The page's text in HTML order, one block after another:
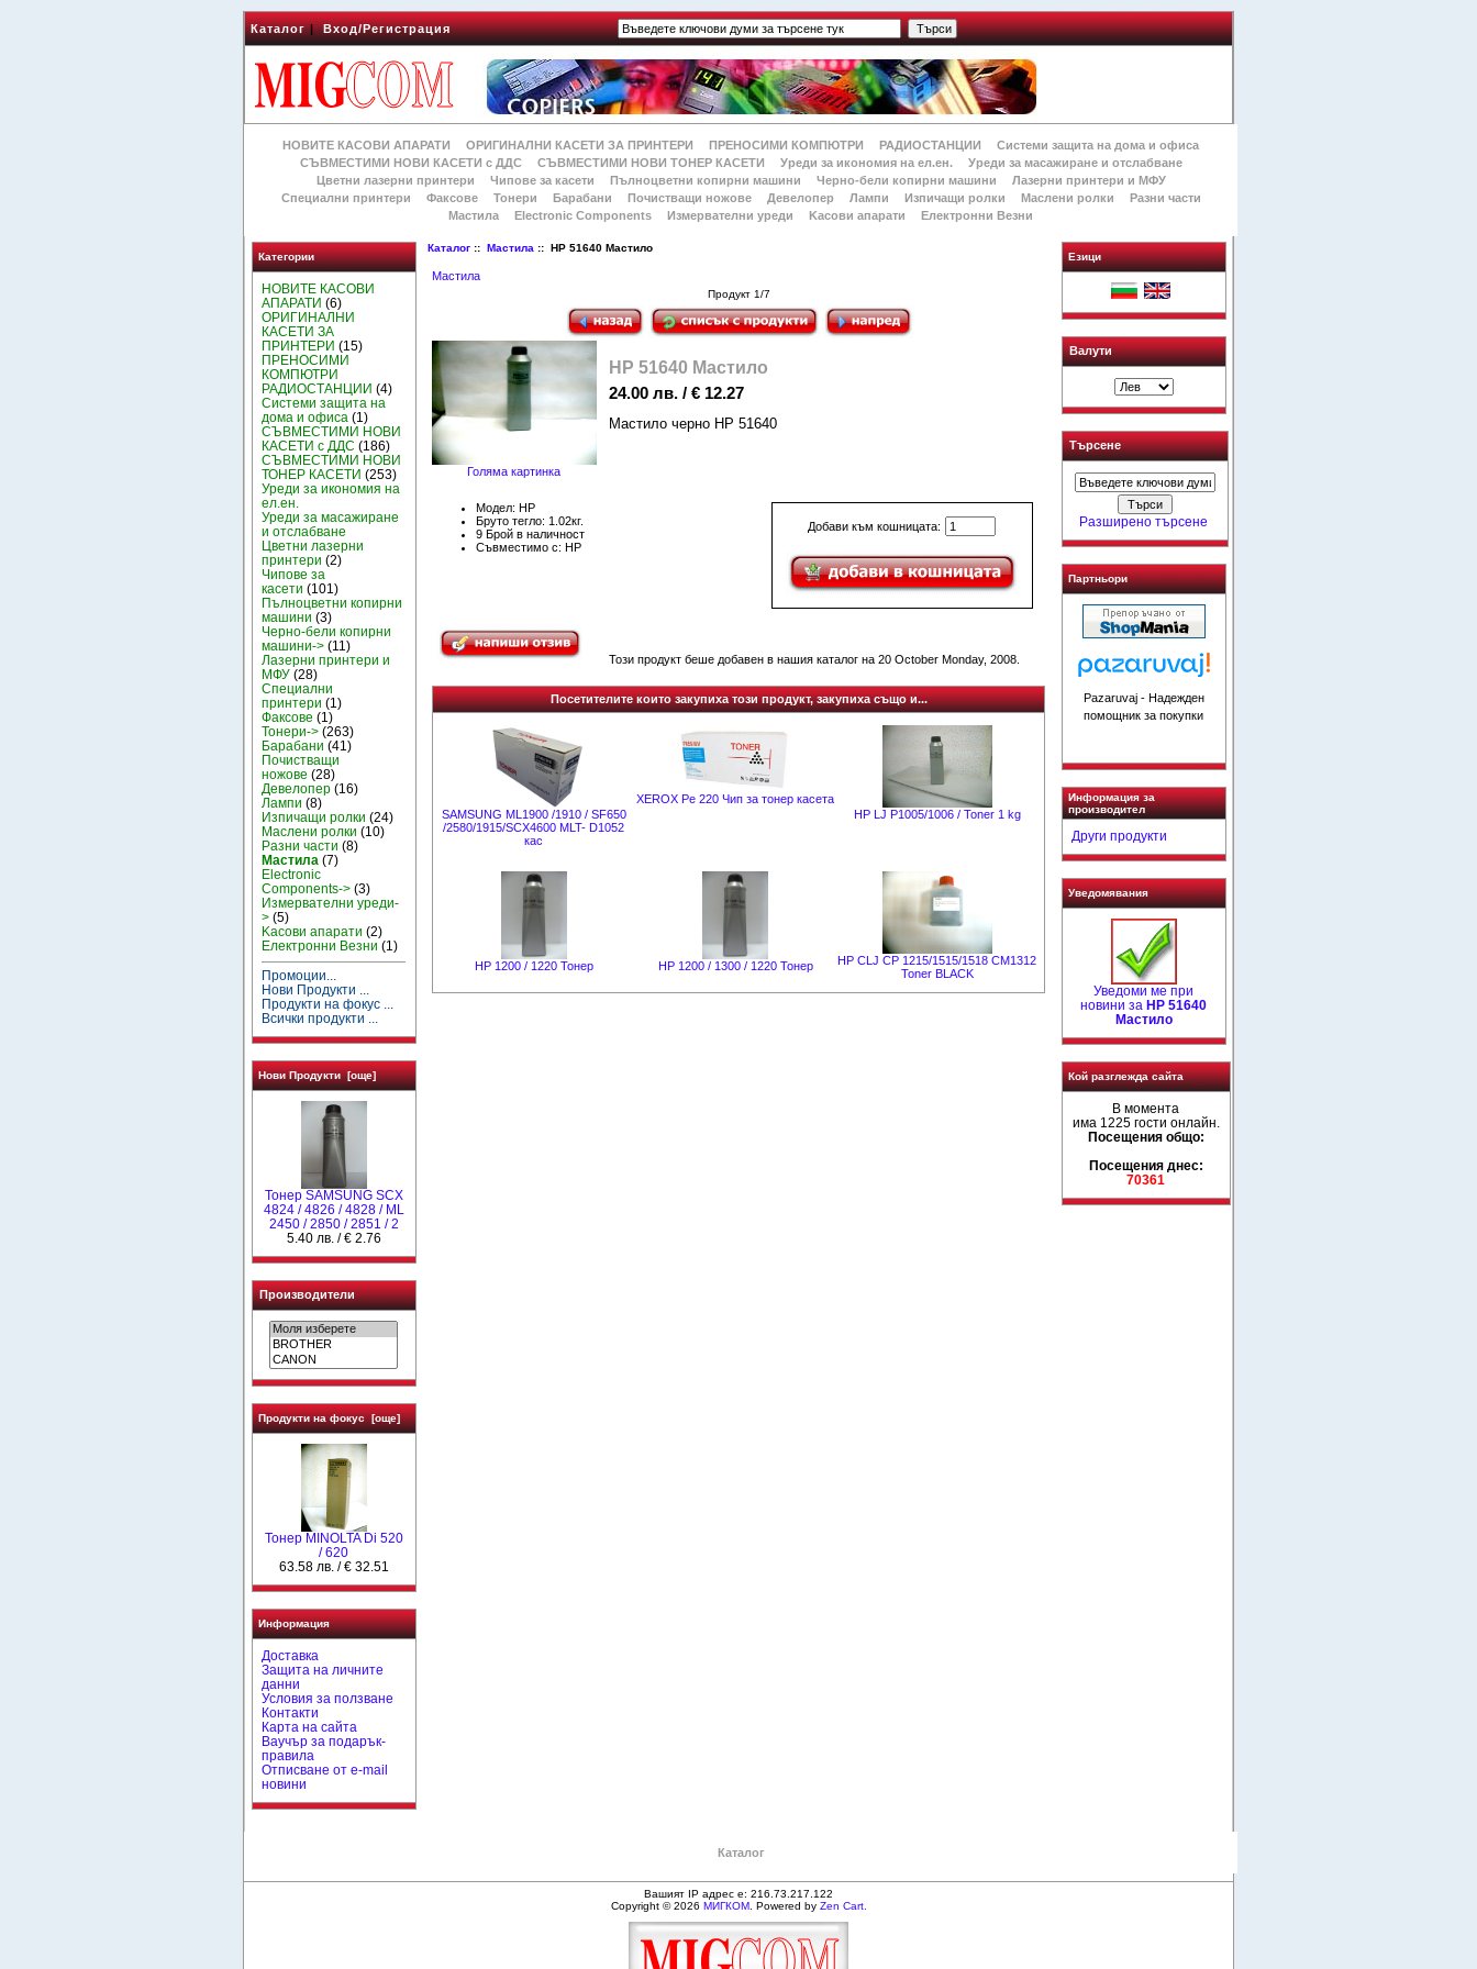
Каталог|Вход/Регистрация
НОВИТЕ КАСОВИ АПАРАТИ ОРИГИНАЛНИ КАСЕТИ ЗА ПРИНТЕРИ ПРЕНОСИМИ КОМПЮТРИ РАДИОСТАНЦИИ
Системи защита на дома и офиса
СЪВМЕСТИМИ НОВИ КАСЕТИ с ДДС
СЪВМЕСТИМИ НОВИ ТОНЕР КАСЕТИ Уреди за икономия на ел.ен.
Уреди за масажиране и отслабване
Цветни лазерни принтери
Чипове за касети Пълноцветни копирни машини Черно-бели копирни машини
Лазерни принтери и МФУ
Специални принтери
Факсове Тонери Барабани Почистващи ножове Девелопер Лампи Изпичащи ролки Маслени ролки
Разни части
Мастила
Electronic Components Измервателни уреди Kасови апарати Електронни Везни
Категории
НОВИТЕ КАСОВИ
АПАРАТИ (6)
ОРИГИНАЛНИ
КАСЕТИ ЗА
ПРИНТЕРИ (15)
ПРЕНОСИМИ
КОМПЮТРИ
РАДИОСТАНЦИИ (4)
Системи защита на
дома и офиса (1)
СЪВМЕСТИМИ НОВИ
КАСЕТИ с ДДС (186)
СЪВМЕСТИМИ НОВИ
ТОНЕР КАСЕТИ (253)
Уреди за икономия на
ел.ен.
Уреди за масажиране
и отслабване
Цветни лазерни
принтери (2)
Чипове за
касети (101)
Пълноцветни копирни
машини (3)
Черно-бели копирни
машини-> (11)
Лазерни принтери и
МФУ (28)
Специални
принтери (1)
Факсове (1)
Тонери-> (263)
Барабани (41)
Почистващи
ножове (28)
Девелопер (16)
Лампи (8)
Изпичащи ролки (24)
Маслени ролки (10)
Разни части (8)
Мастила (7)
Electronic
Components-> (3)
Измервателни уреди-
> (5)
Kасови апарати (2)
Електронни Везни (1)
Промоции...
Нови Продукти ...
Продукти на фокус ...
Всички продукти ...
Нови Продукти [още]
Тонер SAMSUNG SCX
4824 / 4826 / 4828 / ML
2450 / 2850 / 2851 / 2
5.40 лв. / € 2.76
Производители
Продукти на фокус [още]
Тонер MINOLTA Di 520
/ 620
63.58 лв. / € 32.51
Информация
Доставка
Защита на личните
данни
Условия за ползване
Контакти
Карта на сайта
Ваучър за подарък-
правила
Отписване от e-mail
новини
Каталог ::Мастила :: HP 51640 Mастило
Мастила
Продукт 1/7
Голяма картинка
HP 51640 Mастило
24.00 лв. / € 12.27
Мастило черно НР 51640
Добави към кошницата:
Модел: HP
Бруто тегло: 1.02кг.
9 Брой в наличност
Съвместимо с: HP
Този продукт беше добавен в нашия каталог на 20 October Monday, 2008.
Посетителите които закупиха този продукт, закупиха също и...
SAMSUNG ML1900 /1910 / SF650
/2580/1915/SCX4600 MLT- D1052
кас
XEROX Pe 220 Чип за тонер касета
HP LJ P1005/1006 / Toner 1 kg
HP 1200 / 1220 Тонер HP 1200 / 1300 / 1220 Тонер
HP CLJ CP 1215/1515/1518 CM1312
Toner BLACK
Езици
Валути
Търсене
Разширено търсене
Партньори
Pazaruvaj - Надежден
помощник за покупки
Информация за
производител
Други продукти
Уведомявания
Уведоми ме при
новини за HP 51640
Mастило
Кой разглежда сайта
В момента
има 1225 гости онлайн.
Посещения общо:
Посещения днес:
70361
Каталог
Вашият IP адрес е: 216.73.217.122
Copyright © 2026 МИГКОМ. Powered by Zen Cart.